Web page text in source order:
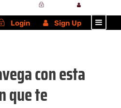
Login Sign Up
con esta
que te